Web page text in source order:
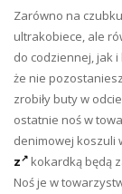
Zarówno na
ultrakobiece, ale
do codziennej, jak
że nie
zrobiły buty w
ostatnie noś w
denimowej koszuli
z
kokardką będą
Noś je w